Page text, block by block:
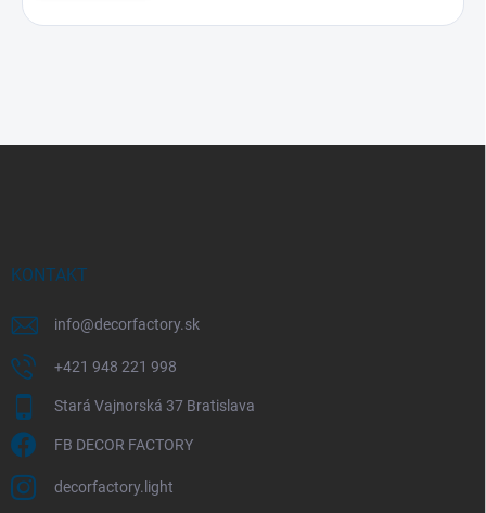
KONTAKT
info@decorfactory.sk
+421 948 221 998
Stará Vajnorská 37 Bratislava
FB DECOR FACTORY
decorfactory.light